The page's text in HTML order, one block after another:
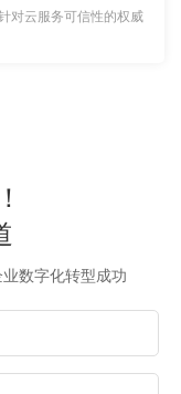
对云服务可信性的权威
数字化转型成功